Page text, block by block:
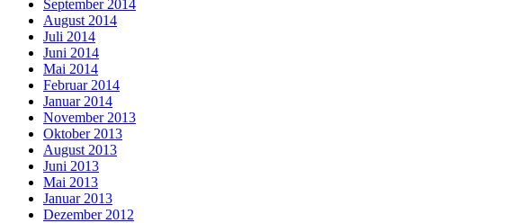
September 2014
August 2014
Juli 2014
Juni 2014
Mai 2014
Februar 2014
Januar 2014
November 2013
Oktober 2013
August 2013
Juni 2013
Mai 2013
Januar 2013
Dezember 2012